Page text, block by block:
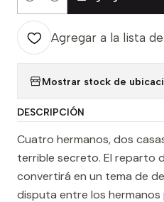
Cantidad
Agregar a la lista
Mostrar stock de
DESCRIPCIÓN
Cuatro hermanos, dos
terrible secreto. El reparto
convertirá en un tema de
disputa entre los